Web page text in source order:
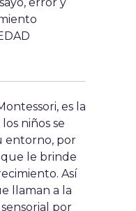
es la
niños se
entorno, por
le brinde
Así
llaman a la
por